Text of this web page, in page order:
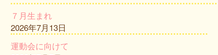
７月生まれ
2026年7月13日
運動会に向けて